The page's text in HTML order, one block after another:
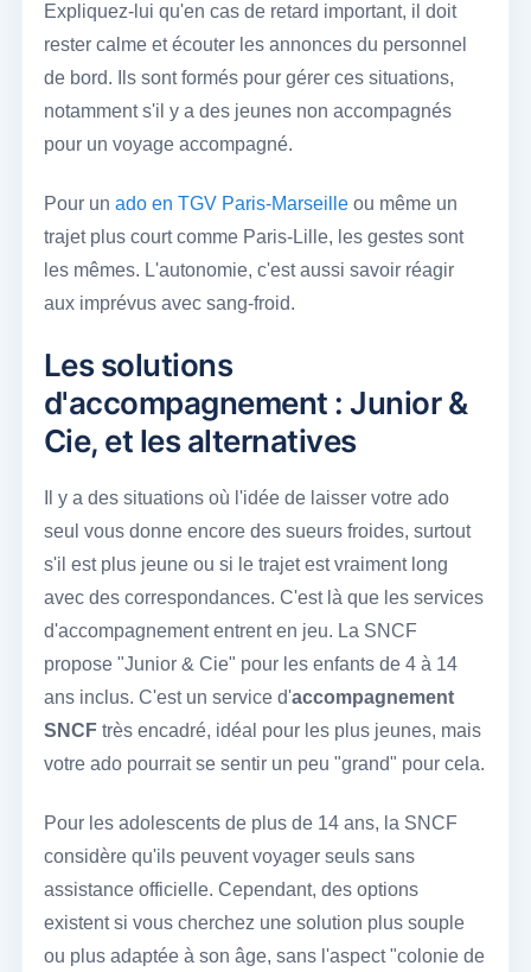
Expliquez-lui qu'en cas de retard important, il doit
rester calme et écouter les annonces du personnel
de bord. Ils sont formés pour gérer ces situations,
notamment s'il y a des jeunes non accompagnés
pour un voyage accompagné.
Pour un ado en TGV Paris-Marseilleou même un
trajet plus court comme Paris-Lille, les gestes sont
les mêmes. L'autonomie, c'est aussi savoir réagir
aux imprévus avec sang-froid.
Les solutions
d'accompagnement : Junior &
Cie, et les alternatives
Il y a des situations où l'idée de laisser votre ado
seul vous donne encore des sueurs froides, surtout
s'il est plus jeune ou si le trajet est vraiment long
avec des correspondances. C'est là que les services
d'accompagnement entrent en jeu. La SNCF
propose "Junior & Cie" pour les enfants de 4 à 14
ans inclus. C'est un service d'accompagnement
SNCFtrès encadré, idéal pour les plus jeunes, mais
votre ado pourrait se sentir un peu "grand" pour cela.
Pour les adolescents de plus de 14 ans, la SNCF
considère qu'ils peuvent voyager seuls sans
assistance officielle. Cependant, des options
existent si vous cherchez une solution plus souple
ou plus adaptée à son âge, sans l'aspect "colonie de